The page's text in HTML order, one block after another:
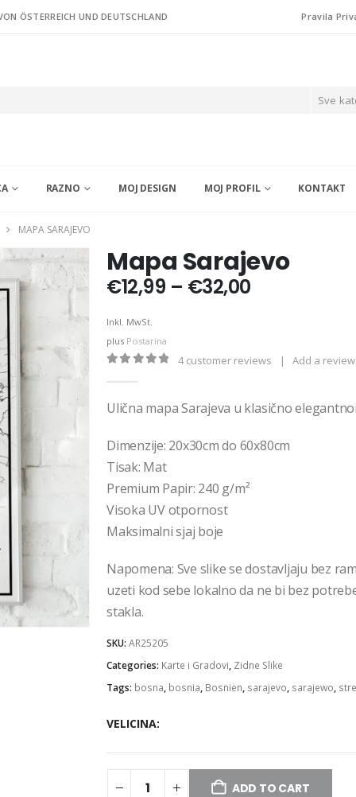
ÖSTERREICH UND DEUTSCHLAND Pravila
Sve
RAZNO MOJ DESIGN MOJ PROFIL KONTAKT
MAPA SARAJEVO
Mapa Sarajevo
€12,99 – €32,00Price
€32,00
Inkl. MwSt.
plus Postarina
4customer reviews | Add a review
Ulična mapa Sarajeva u klasično
Dimenzije: 20x30cm do 60x80cm
Tisak: Mat
Premium Papir: 240 g/m²
Visoka UV otpornost
Maksimalni sjaj boje
Napomena: Sve slike se dostavljaju bez
uzeti kod sebe lokalno da ne bi bez
stakla.
SKU: AR25205
Categories: Karte i Gradovi, Zidne Slike
Tags: bosna, bosnia, Bosnien, sarajevo, sarajewo,
VELICINA
ADD TO CART